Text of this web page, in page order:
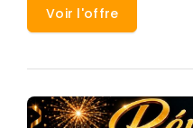
Voir l'offre